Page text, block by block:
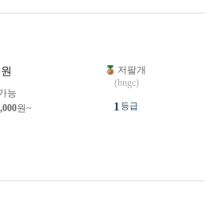
원
능
원~
저팔개
(bngc)
1 등급